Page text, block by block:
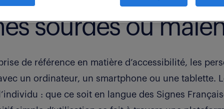
sourdes ou
de référence en matière d’accessibilité, les
un ordinateur, un smartphone ou une tablette.
: que ce soit en langue des Signes